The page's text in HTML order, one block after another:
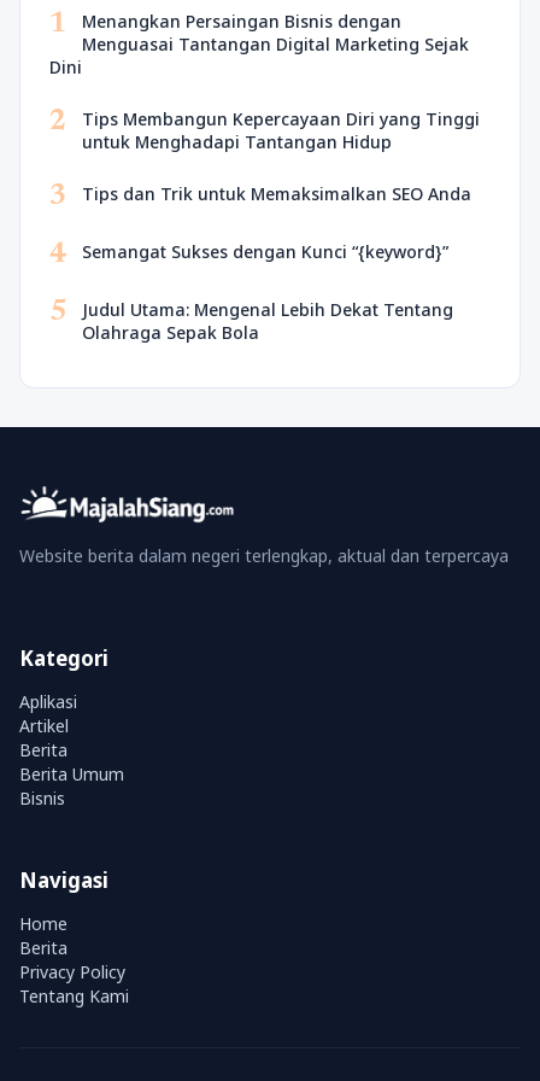
1
Menangkan Persaingan Bisnis dengan
Menguasai Tantangan Digital Marketing Sejak
Dini
2
Tips Membangun Kepercayaan Diri yang Tinggi
untuk Menghadapi Tantangan Hidup
3 Tips dan Trik untuk Memaksimalkan SEO Anda
4 Semangat Sukses dengan Kunci “{keyword}”
5
Judul Utama: Mengenal Lebih Dekat Tentang
Olahraga Sepak Bola
Website berita dalam negeri terlengkap, aktual dan terpercaya
Kategori
Aplikasi
Artikel
Berita
Berita Umum
Bisnis
Navigasi
Home
Berita
Privacy Policy
Tentang Kami